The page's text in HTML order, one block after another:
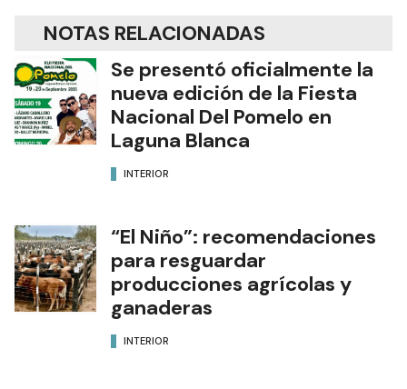
NOTAS RELACIONADAS
Se presentó oficialmente la
nueva edición de la Fiesta
Nacional Del Pomelo en
Laguna Blanca
INTERIOR
“El Niño”: recomendaciones
para resguardar
producciones agrícolas y
ganaderas
INTERIOR